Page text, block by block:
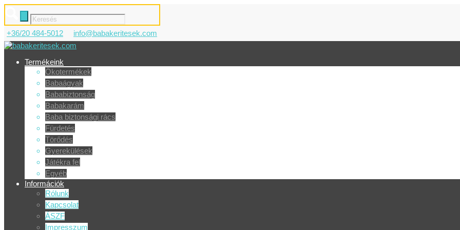
+36/20 484-5012 info@babakeritesek.com
Termékeink
Ökotermékek
Babaágyak
Bababiztonság
Babakarám
Baba biztonsági rács
Fürdetés
Törődés
Gyerekülések
Játékra fel
Egyéb
Információk
Rólunk
Kapcsolat
ÁSZF
Impresszum